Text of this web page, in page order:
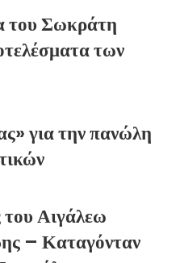
του Σωκράτη
των
για την πανώλη
Αιγάλεω
– Καταγόνταν